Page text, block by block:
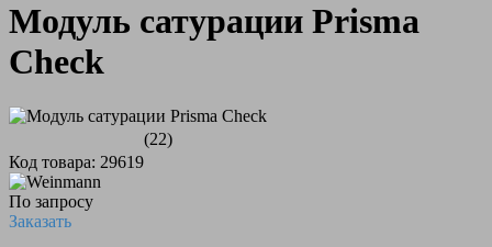
Модуль сатурации Prisma
Check
(22)
Код товара: 29619
По запросу
Заказать